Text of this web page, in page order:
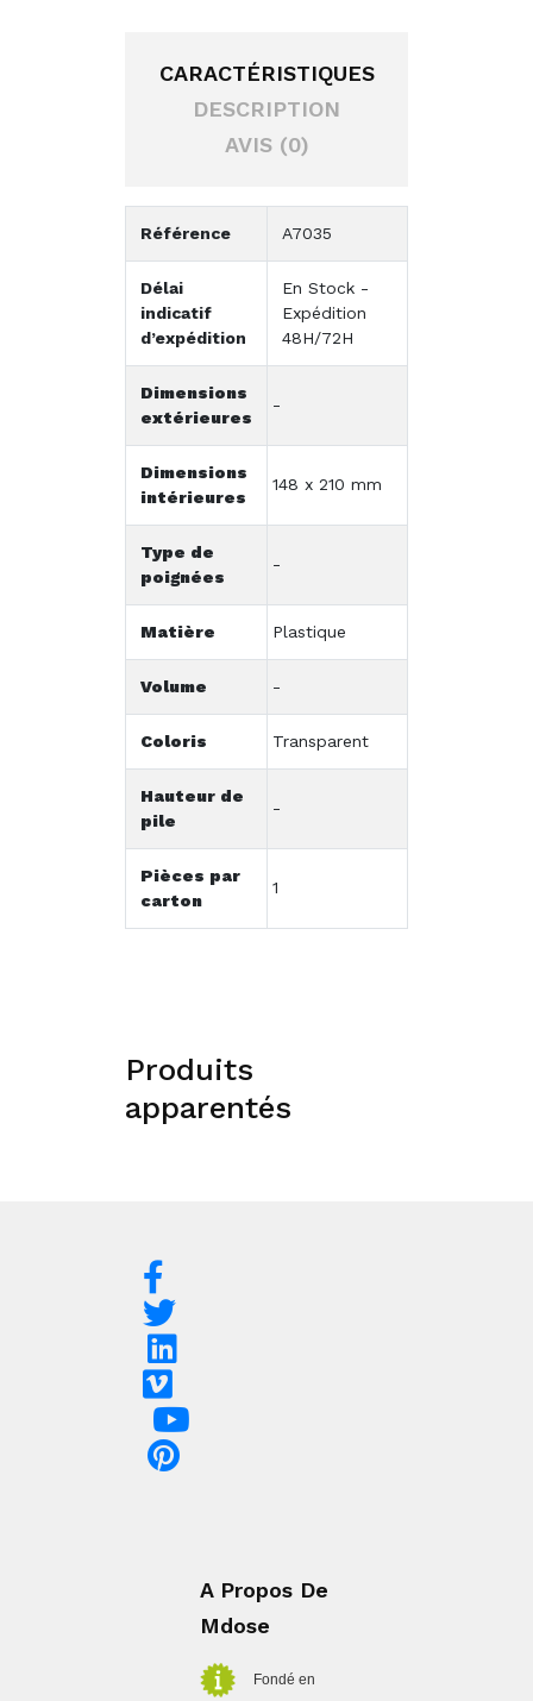
CARACTÉRISTIQUES
DESCRIPTION
AVIS (0)
Référence A7035
Délai
indicatif
d’expédition
En Stock -
Expédition
48H/72H
Dimensions
extérieures
-
Dimensions
intérieures
148 x 210 mm
Type de
poignées
-
Matière Plastique
Volume -
Coloris Transparent
Hauteur de
pile
-
Pièces par
carton
1
Produits
apparentés
A Propos De
Mdose
Fondé en